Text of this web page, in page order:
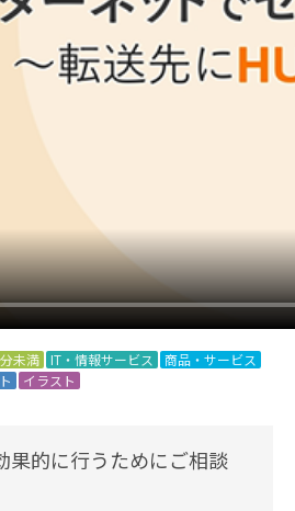
未満 IT・情報サービス
商品・サービス
イラスト
果的に行うためにご相談